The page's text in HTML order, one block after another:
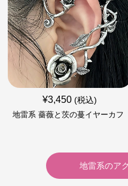
¥3,450 (税込)
地雷系 薔薇と茨の蔓イヤーカフ
地雷系のア